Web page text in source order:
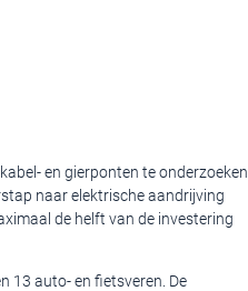
en gierponten te onderzoeken
naar elektrische aandrijving
de helft van de investering
13 auto- en fietsveren. De